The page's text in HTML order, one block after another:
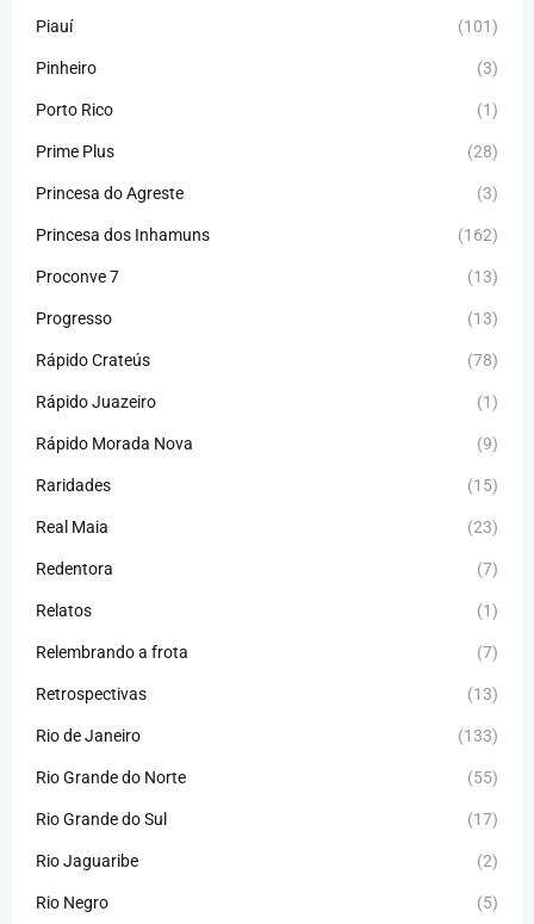
Piauí (101)
Pinheiro (3)
Porto Rico (1)
Prime Plus (28)
Princesa do Agreste (3)
Princesa dos Inhamuns (162)
Proconve 7 (13)
Progresso (13)
Rápido Crateús (78)
Rápido Juazeiro (1)
Rápido Morada Nova (9)
Raridades (15)
Real Maia (23)
Redentora (7)
Relatos (1)
Relembrando a frota (7)
Retrospectivas (13)
Rio de Janeiro (133)
Rio Grande do Norte (55)
Rio Grande do Sul (17)
Rio Jaguaribe (2)
Rio Negro (5)